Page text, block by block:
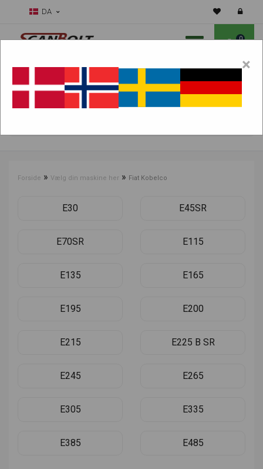
DA
0
Forside » Vælg din maskine her » Fiat Kobelco
E30 E45SR
E70SR E115
E135 E165
E195 E200
E215 E225 B SR
E245 E265
E305 E335
E385 E485
×